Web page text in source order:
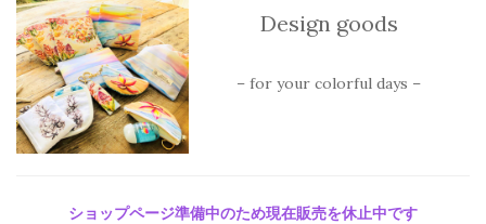
Design goods
– for your colorful days –
ショップページ準備中のため現在販売を休止中です